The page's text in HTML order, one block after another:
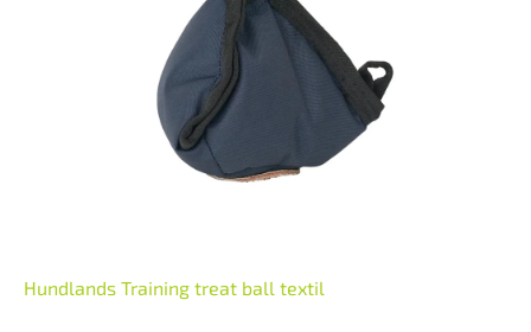
Hundlands Training treat ball textil